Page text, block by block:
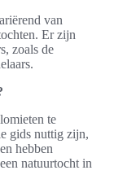
van
Er zijn
zoals de
te
gids nuttig zijn,
hebben
natuurtocht in